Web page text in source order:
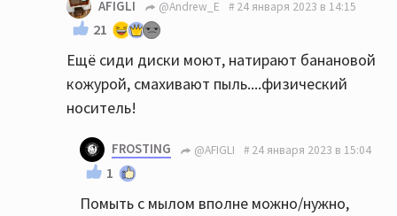
AFIGLI @Andrew_E 24 января 2023 в 14:15
21
Ещё сиди диски моют, натирают банановой
кожурой, смахивают пыль....физический
носитель!
FROSTING @AFIGLI 24 января 2023 в 15:04
1
Помыть с мылом вполне можно/нужно,